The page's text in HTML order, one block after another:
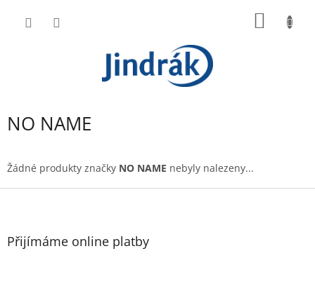
NO NAME
Žádné produkty značky NO NAME nebyly nalezeny...
Z
Přijímáme online platby